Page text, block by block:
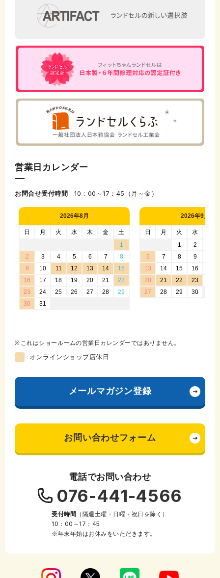
営業日カレンダー
お問合せ受付時間 10：00～17：45（月～金）
これはショールームの営業日カレンダーではありません。
オンラインショップ店休日
メールマガジン登録
お問い合わせフォーム
電話でお問い合わせ
076-441-4566
受付時間 （隔週土曜・日曜・祝日を除く）
10：00～17：45
※年末年始はお休みをいただきます。